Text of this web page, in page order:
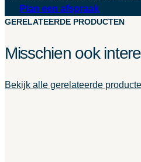
Plan een afspraak
GERELATEERDE PRODUCTEN
Misschien ook
Bekijk alle gerelateerde